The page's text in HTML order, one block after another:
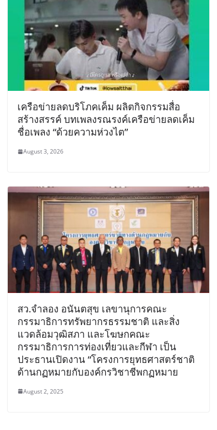
เครือข่ายลดบริโภคเค็ม ผลิตกิจกรรมสื่อ
สร้างสรรค์ บทเพลงรณรงค์เครือข่ายลดเค็ม
ชื่อเพลง “ด้วยความห่วงไต”
August 3, 2026
สว.จำลอง อนันตสุข เลขานุการคณะ
กรรมาธิการทรัพยากรธรรมชาติ และสิ่ง
แวดล้อมวุฒิสภา และโฆษกคณะ
กรรมาธิการการท่องเที่ยวและกีฬา เป็น
ประธานเปิดงาน “โครงการยุทธศาสตร์ชาติ
ด้านกฏหมายกับองค์กรวิชาชีพกฏหมาย
August 2, 2025